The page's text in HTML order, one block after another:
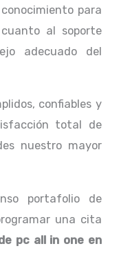
para
al soporte
adecuado del
confiables y
total de
nuestro mayor
portafolio de
una cita
pc all in one en